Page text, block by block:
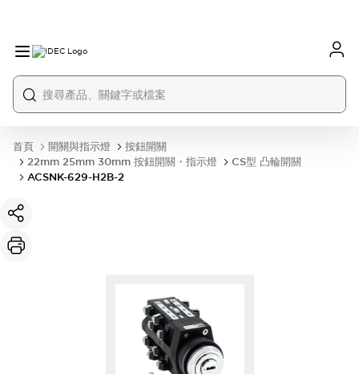
首頁 開關與指示燈
按鈕開關
22mm 25mm 30mm 按鈕開關・指示燈
CS型 凸輪開關
ACSNK-629-H2B-2